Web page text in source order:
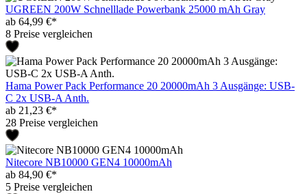
UGREEN 200W Schnelllade Powerbank 25000 mAh Gray
ab 64,99 €*
8 Preise vergleichen
Hama Power Pack Performance 20 20000mAh 3 Ausgänge: USB-
C 2x USB-A Anth.
ab 21,23 €*
28 Preise vergleichen
Nitecore NB10000 GEN4 10000mAh
ab 84,90 €*
5 Preise vergleichen